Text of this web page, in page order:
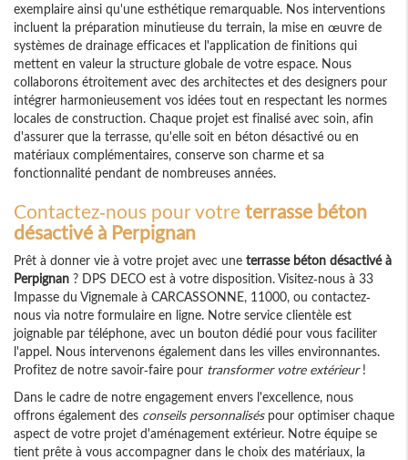
exemplaire ainsi qu'une esthétique remarquable. Nos interventions
incluent la préparation minutieuse du terrain, la mise en œuvre de
systèmes de drainage efficaces et l'application de finitions qui
mettent en valeur la structure globale de votre espace. Nous
collaborons étroitement avec des architectes et des designers pour
intégrer harmonieusement vos idées tout en respectant les normes
locales de construction. Chaque projet est finalisé avec soin, afin
d'assurer que la terrasse, qu'elle soit en béton désactivé ou en
matériaux complémentaires, conserve son charme et sa
fonctionnalité pendant de nombreuses années.
Contactez-nous pour votre terrasse béton
désactivé à Perpignan
Prêt à donner vie à votre projet avec une terrasse béton désactivé à
Perpignan ? DPS DECO est à votre disposition. Visitez-nous à 33
Impasse du Vignemale à CARCASSONNE, 11000, ou contactez-
nous via notre formulaire en ligne. Notre service clientèle est
joignable par téléphone, avec un bouton dédié pour vous faciliter
l'appel. Nous intervenons également dans les villes environnantes.
Profitez de notre savoir-faire pour transformer votre extérieur!
Dans le cadre de notre engagement envers l'excellence, nous
offrons également des conseils personnaliséspour optimiser chaque
aspect de votre projet d'aménagement extérieur. Notre équipe se
tient prête à vous accompagner dans le choix des matériaux, la